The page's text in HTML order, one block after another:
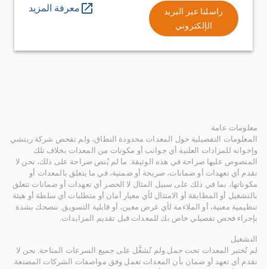
راسلنا عبر البريد
الإلكتروني
معرفة المزيد
معلومات عامة
المعلومات التفصيلية حول المعدات محدودة النطاق، ولم تفحص شركة ريتشي
وإخوانه للمزادات العلنية أي جوانب أو مكونات من المعدات بخلاف تلك
المنصوص عليها صراحة في هذه الوثيقة. ما لم يُنص صراحة على ذلك، نحن لا
نقدم أي تعهدات أو ضمانات، صريحة أو ضمنية، في ما يتعلق بالمعدات أو
مكوناتها، بما في ذلك على سبيل المثال لا الحصر أي تعهدات أو ضمانات تتعلق
بالتشغيل أو المطابقة أو الامتثال لأي معيار أمان أو متطلبات أي سلطة أو هيئة
تنظيمية معنية، أو الملاءمة لأي غرض معين، أو قابلية التسويق. ننصحك بشدة
بإجراء فحص تفصيلي خاص بك للمعدات قبل تقديم المزايدات.
التشغيل
لم تُختبر المعدات تحت حمل ولم تُشغَّل على جميع السرعات المتاحة. نحن لا
نقدم أي تعهد أو ضمان بأن المعدات تعمل وفق مواصفات الشركات المصنعة.